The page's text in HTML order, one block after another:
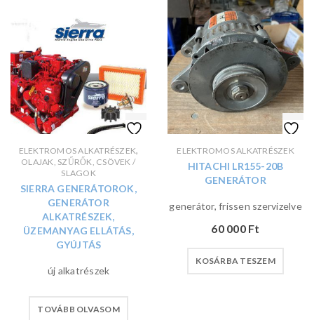
ELEKTROMOS ALKATRÉSZEK,
OLAJAK, SZŰRŐK, CSÖVEK /
SLAGOK
SIERRA GENERÁTOROK,
GENERÁTOR
ALKATRÉSZEK,
ÜZEMANYAG ELLÁTÁS,
GYÚJTÁS
új alkatrészek
TOVÁBB OLVASOM
ELEKTROMOS ALKATRÉSZEK
HITACHI LR155-20B
GENERÁTOR
generátor, frissen szervizelve
60 000 Ft
KOSÁRBA TESZEM